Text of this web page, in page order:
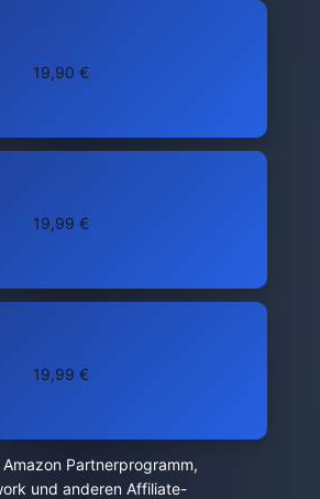
19,90 €
19,99 €
19,99 €
Partnerprogramm,
und anderen Affiliate-